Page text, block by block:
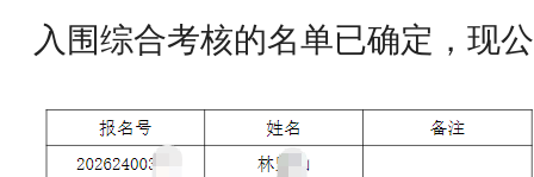
入围综合考核的名单已确定，现